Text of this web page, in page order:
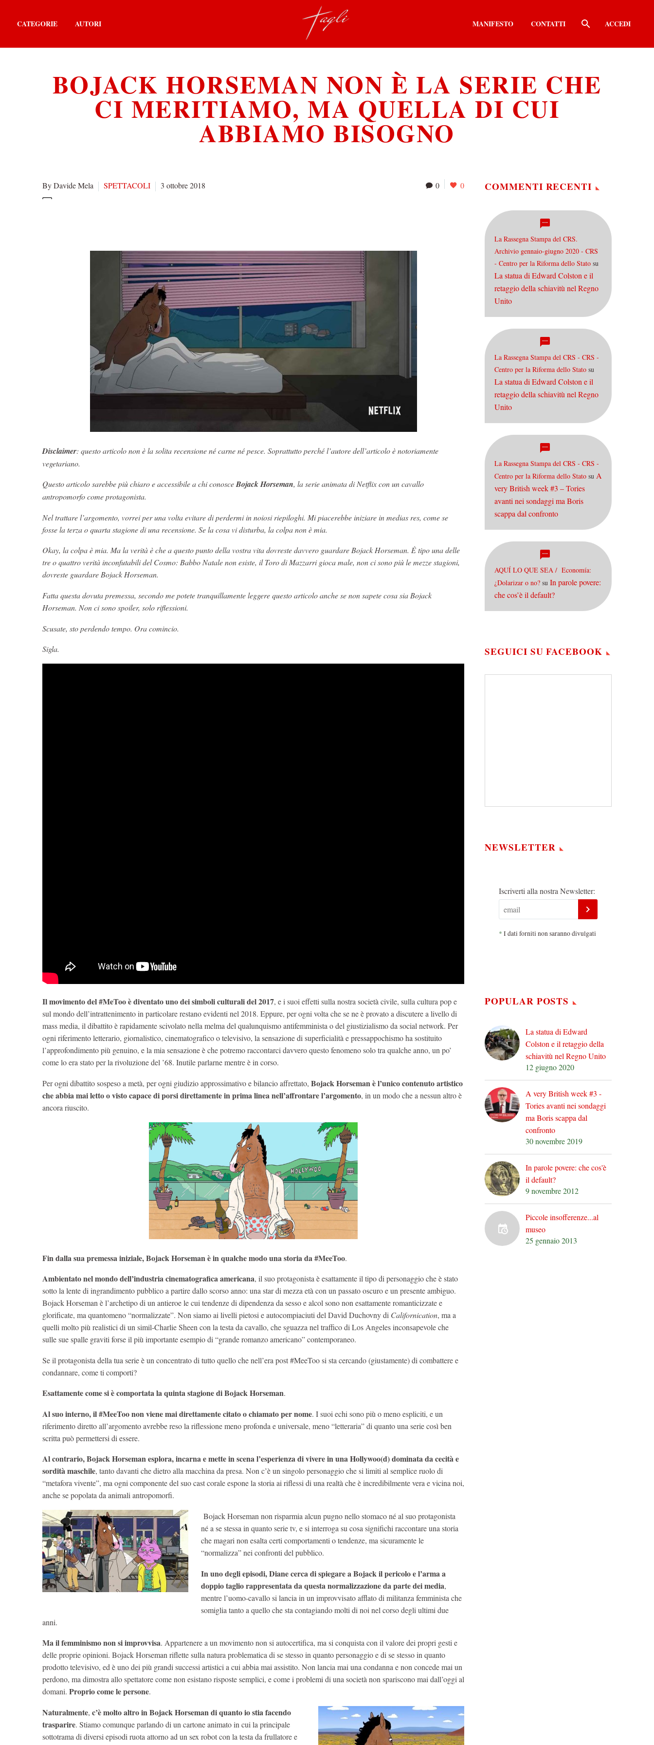
CATEGORIE AUTORI MANIFESTO CONTATTI ACCEDI
BOJACK HORSEMAN NON È LA SERIE CHE
CI MERITIAMO, MA QUELLA DI CUI
ABBIAMO BISOGNO
0 0
By Davide Mela SPETTACOLI 3 ottobre 2018
Disclaimer: questo articolo non è la solita recensione né carne né pesce. Soprattutto perché l’autore dell’articolo è notoriamente
vegetariano.
Questo articolo sarebbe più chiaro e accessibile a chi conosceBojack Horseman, la serie animata di Netflix con un cavallo
antropomorfo come protagonista.
Nel trattare l’argomento, vorrei per una volta evitare di perdermi in noiosi riepiloghi. Mi piacerebbe iniziare in medias res, come se
fosse la terza o quarta stagione di una recensione. Se la cosa vi disturba, la colpa non è mia.
Okay, la colpa è mia. Ma la verità è che a questo punto della vostra vita dovreste davvero guardare Bojack Horseman. È tipo una delle
tre o quattro verità inconfutabili del Cosmo: Babbo Natale non esiste, il Toro di Mazzarri gioca male, non ci sono più le mezze stagioni,
dovreste guardare Bojack Horseman.
Fatta questa dovuta premessa, secondo me potete tranquillamente leggere questo articolo anche se non sapete cosa sia Bojack
Horseman. Non ci sono spoiler, solo riflessioni.
Scusate, sto perdendo tempo. Ora comincio.
Sigla.
Il movimento del #MeToo è diventato uno dei simboli culturali del 2017, e i suoi effetti sulla nostra società civile, sulla cultura pop e
sul mondo dell’intrattenimento in particolare restano evidenti nel 2018. Eppure, per ogni volta che se ne è provato a discutere a livello di
mass media, il dibattito è rapidamente scivolato nella melma del qualunquismo antifemminista o del giustizialismo da social network. Per
ogni riferimento letterario, giornalistico, cinematografico o televisivo, la sensazione di superficialità e pressappochismo ha sostituito
l’approfondimento più genuino, e la mia sensazione è che potremo raccontarci davvero questo fenomeno solo tra qualche anno, un po’
come lo era stato per la rivoluzione del ’68. Inutile parlarne mentre è in corso.
Per ogni dibattito sospeso a metà, per ogni giudizio approssimativo e bilancio affrettato, Bojack Horseman è l’unico contenuto artistico
che abbia mai letto o visto capace di porsi direttamente in prima linea nell’affrontare l’argomento, in un modo che a nessun altro è
ancora riuscito.
Fin dalla sua premessa iniziale, Bojack Horseman è in qualche modo una storia da #MeeToo.
Ambientato nel mondo dell’industria cinematografica americana, il suo protagonista è esattamente il tipo di personaggio che è stato
sotto la lente di ingrandimento pubblico a partire dallo scorso anno: una star di mezza età con un passato oscuro e un presente ambiguo.
Bojack Horseman è l’archetipo di un antieroe le cui tendenze di dipendenza da sesso e alcol sono non esattamente romanticizzate e
glorificate, ma quantomeno “normalizzate”. Non siamo ai livelli pietosi e autocompiaciuti del David Duchovny di Californication, ma a
quelli molto più realistici di un simil-Charlie Sheen con la testa da cavallo, che sguazza nel traffico di Los Angeles inconsapevole che
sulle sue spalle graviti forse il più importante esempio di “grande romanzo americano” contemporaneo.
Se il protagonista della tua serie è un concentrato di tutto quello che nell’era post #MeeToo si sta cercando (giustamente) di combattere e
condannare, come ti comporti?
Esattamente come si è comportata la quinta stagione di Bojack Horseman.
Al suo interno, il #MeeToo non viene mai direttamente citato o chiamato per nome. I suoi echi sono più o meno espliciti, e un
riferimento diretto all’argomento avrebbe reso la riflessione meno profonda e universale, meno “letteraria” di quanto una serie così ben
scritta può permettersi di essere.
Al contrario, Bojack Horseman esplora, incarna e mette in scena l’esperienza di vivere in una Hollywoo(d) dominata da cecità e
sordità maschile, tanto davanti che dietro alla macchina da presa. Non c’è un singolo personaggio che si limiti al semplice ruolo di
“metafora vivente”, ma ogni componente del suo cast corale espone la storia ai riflessi di una realtà che è incredibilmente vera e vicina noi,
anche se popolata da animali antropomorfi.
Bojack Horseman non risparmia alcun pugno nello stomaco né al suo protagonista
né a se stessa in quanto serie tv, e si interroga su cosa significhi raccontare una storia
che magari non esalta certi comportamenti o tendenze, ma sicuramente le
“normalizza” nei confronti del pubblico.
In uno degli episodi,Diane cerca di spiegare a Bojack il pericolo e l’arma a
doppio taglio rappresentata da questa normalizzazione da parte dei media,
mentre l’uomo-cavallo si lancia in un improvvisato afflato di militanza femminista che
somiglia tanto a quello che sta contagiando molti di noi nel corso degli ultimi due
anni.
Ma il femminismo non si improvvisa. Appartenere a un movimento non si autocertifica, ma si conquista con il valore dei propri gesti e
delle proprie opinioni. Bojack Horseman riflette sulla natura problematica di se stesso in quanto personaggio e di se stesso in quanto
prodotto televisivo, ed è uno dei più grandi successi artistici a cui abbia mai assistito. Non lancia mai una condanna e non concede mai un
perdono, ma dimostra allo spettatore come non esistano risposte semplici, e come i problemi di una società non spariscono mai dall’oggi al
domani. Proprio come le persone.
Naturalmente, c’è molto altro in Bojack Horseman di quanto io stia facendo
trasparire. Stiamo comunque parlando di un cartone animato in cui la principale
sottotrama di diversi episodi ruota attorno ad un sex robot con la testa da frullatore e
COMMENTI RECENTI
La Rassegna Stampa del CRS.
Archivio gennaio-giugno 2020 - CRS
- Centro per la Riforma dello Stato su
La statua di Edward Colston e il
retaggio della schiavitù nel Regno
Unito
La Rassegna Stampa del CRS - CRS -
Centro per la Riforma dello Stato su
La statua di Edward Colston e il
retaggio della schiavitù nel Regno
Unito
La Rassegna Stampa del CRS - CRS -
Centro per la Riforma dello Stato su A
very British week #3 – Tories
avanti nei sondaggi ma Boris
scappa dal confronto
AQUÍ LO QUE SEA / Economía:
¿Dolarizar o no? su In parole povere:
che cos’è il default?
SEGUICI SU FACEBOOK
NEWSLETTER
Iscriverti alla nostra Newsletter:
* I dati forniti non saranno divulgati
POPULAR POSTS
La statua di Edward
Colston e il retaggio della
schiavitù nel Regno Unito
12 giugno 2020
A very British week #3 -
Tories avanti nei sondaggi
ma Boris scappa dal
confronto
30 novembre 2019
In parole povere: che cos'è
il default?
9 novembre 2012
Piccole insofferenze...al
museo
25 gennaio 2013